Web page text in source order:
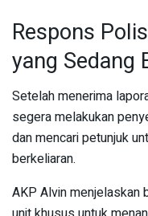
Respons
yang Sedang
Setelah menerima
segera melakukan
dan mencari petunjuk
berkeliaran.
AKP Alvin menjelaskan